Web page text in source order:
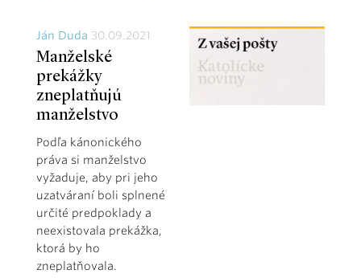
Ján Duda 30.09.2021
Manželské
prekážky
zneplatňujú
manželstvo
Podľa kánonického
práva si manželstvo
vyžaduje, aby pri jeho
uzatváraní boli splnené
určité predpoklady a
neexistovala prekážka,
ktorá by ho
zneplatňovala.